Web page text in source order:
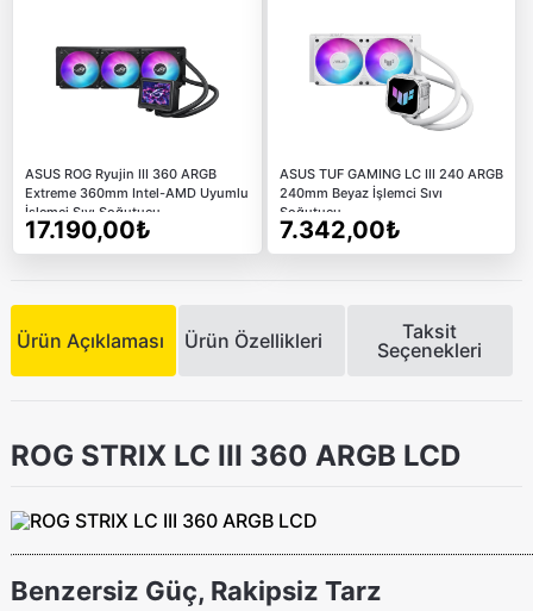
ASUS ROG Ryujin III 360 ARGB
Extreme 360mm Intel-AMD Uyumlu
İşlemci Sıvı Soğutucu
17.190,00₺
ASUS TUF GAMING LC III 240 ARGB
240mm Beyaz İşlemci Sıvı
Soğutucu
7.342,00₺
Ürün Açıklaması Ürün Özellikleri
Taksit
Seçenekleri
ROG STRIX LC III 360 ARGB LCD
Benzersiz Güç, Rakipsiz Tarz